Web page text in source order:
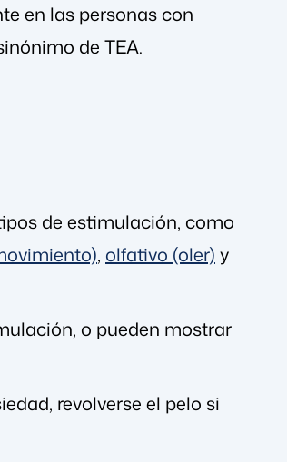
en las personas con
de TEA.
de estimulación, como
, olfativo (oler) y
o pueden mostrar
revolverse el pelo si